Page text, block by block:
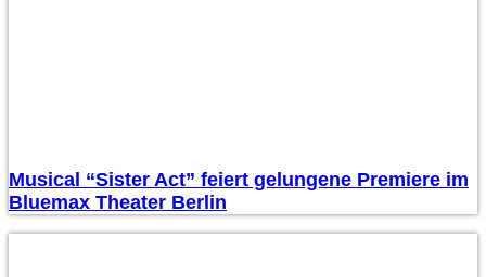
Musical “Sister Act” feiert gelungene Premiere im
Bluemax Theater Berlin